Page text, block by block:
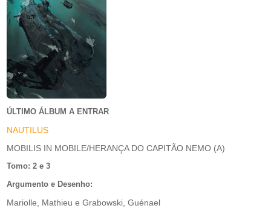
ÚLTIMO ÁLBUM A ENTRAR
NAUTILUS
MOBILIS IN MOBILE/HERANÇA DO CAPITÃO NEMO (A)
Tomo: 2 e 3
Argumento e Desenho:
Mariolle, Mathieu e Grabowski, Guénael